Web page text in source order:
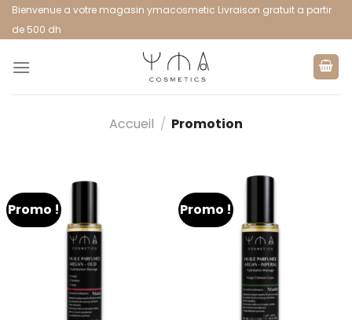
Bienvenue a votre magasin ymacosmetic Livraison gratuit a partir
de 500 dh
Accueil / Promotion
Promo ! Promo !